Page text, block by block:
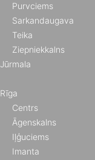
Purvciems
Sarkandaugava
Teika
Ziepniekkalns
Jūrmala
Rīga
Centrs
Āgenskalns
Iļģuciems
Imanta